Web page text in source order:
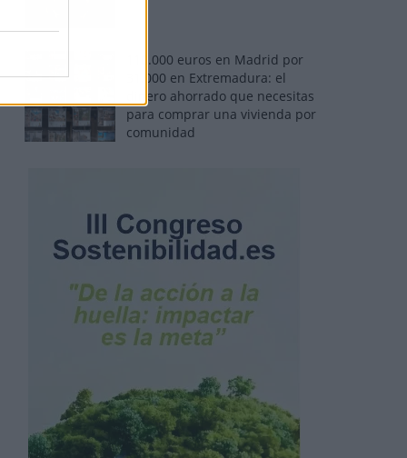
110.000 euros en Madrid por
31.000 en Extremadura: el
dinero ahorrado que necesitas
para comprar una vivienda por
comunidad